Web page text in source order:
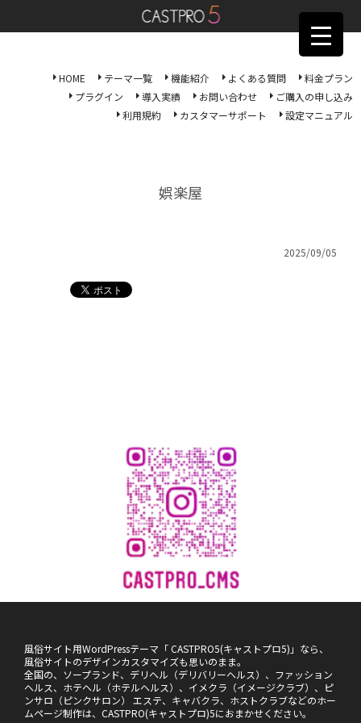
HOME テーマ一覧 機能紹介 よくある質問
料金プラン
プラグイン
導入実績 お問い合わせ
ご購入の申し込み
利用規約
カスタマーサポート 設定マニュアル
娯楽屋
2025/09/05
風俗サイト用WordPressテーマ「 CASTPRO5(キャストプロ5)」なら、
風俗サイトのデザインカスタマイズも思いのまま。
全国の、ソープランド、デリヘル（デリバリーヘルス）、ファッション
ヘルス、ホテヘル（ホテルヘルス）、イメクラ（イメージクラブ）、ピ
ンサロ（ピンクサロン） エステ、キャバクラ、ホストクラブなどのホー
ムページ制作は、CASTPRO(キャストプロ)5におまかせください。